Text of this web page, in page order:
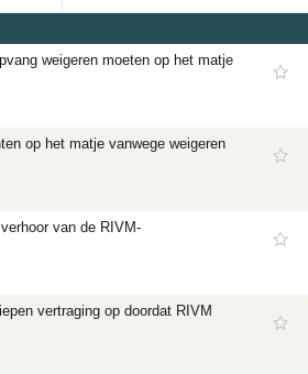
weigeren moeten op het matje
op het matje vanwege weigeren
van de RIVM-
vertraging op doordat RIVM